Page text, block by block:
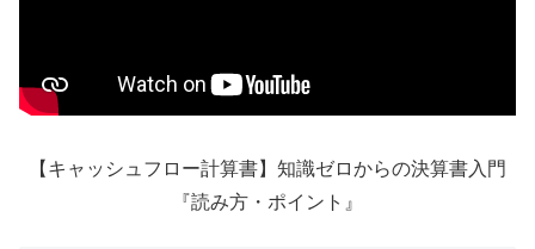
【キャッシュフロー計算書】知識ゼロからの決算書入門
『読み方・ポイント』